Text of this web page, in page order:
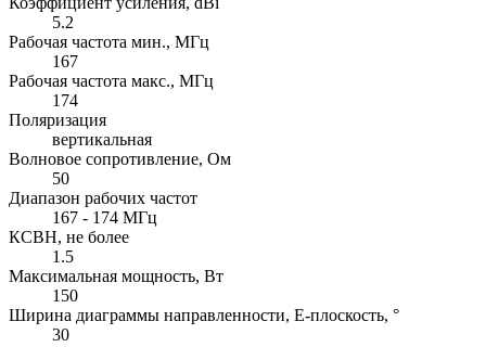
5.2
Рабочая частота мин., МГц
167
Рабочая частота макс., МГц
174
Поляризация
вертикальная
Волновое сопротивление, Ом
50
Диапазон рабочих частот
167 - 174 МГц
КСВН, не более
1.5
Максимальная мощность, Вт
150
Ширина диаграммы направленности, E-плоскость, °
30